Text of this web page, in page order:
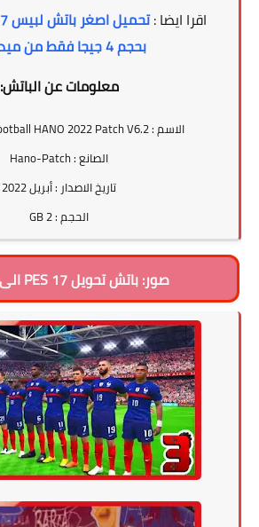
اقرا ايضا :
بحجم 4 جيجا فقط من ميديافير
معلومات عن الباتش:
الاسم : PES 2017 eFootball HANO 2022 Patch V6.2
الصانع : Hano-Patch
تاريخ الاصدار : أبريل 2022
الحجم : 2 GB
صور: باتش تحويل PES 17 الى PES 22